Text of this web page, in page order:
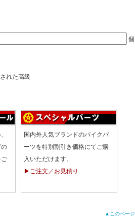
個
れた高級
国内外人気ブランドのバイクパ
ーツを特別割引き価格にてご購
入いただけます。
▶ご注文／お見積り
▲このペー